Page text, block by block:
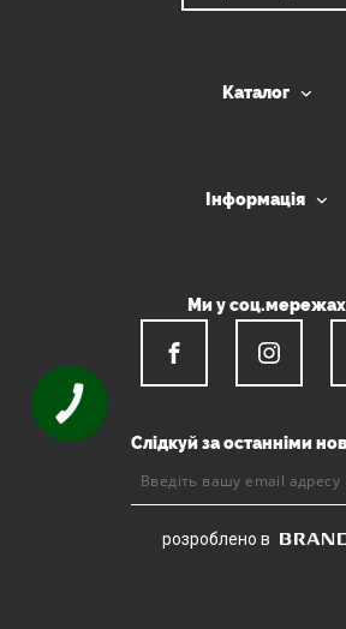
Каталог
Інформація
Ми у соц.мережах
Слідкуй за останніми
розроблено в
КНОПКА
ЗВ'ЯЗКУ